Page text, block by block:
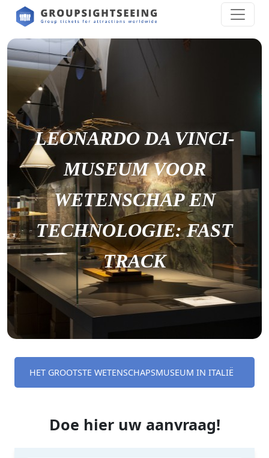
LEONARDO DA VINCI-
MUSEUM VOOR
WETENSCHAP EN
TECHNOLOGIE: FAST
TRACK
HET GROOTSTE WETENSCHAPSMUSEUM IN ITALIË
Doe hier uw aanvraag!